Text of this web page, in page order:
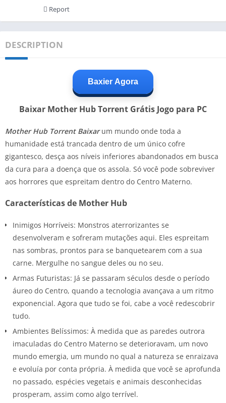
Report
DESCRIPTION
Baxier Agora
Baixar Mother Hub Torrent Grátis Jogo para PC
Mother Hub Torrent Baixarum mundo onde toda a
humanidade está trancada dentro de um único cofre
gigantesco, desça aos níveis inferiores abandonados em busca
da cura para a doença que os assola. Só você pode sobreviver
aos horrores que espreitam dentro do Centro Materno.
Características de Mother Hub
Inimigos Horríveis: Monstros aterrorizantes se
desenvolveram e sofreram mutações aqui. Eles espreitam
nas sombras, prontos para se banquetearem com a sua
carne. Mergulhe no sangue deles ou no seu.
Armas Futuristas: Já se passaram séculos desde o período
áureo do Centro, quando a tecnologia avançava a um ritmo
exponencial. Agora que tudo se foi, cabe a você redescobrir
tudo.
Ambientes Belíssimos: À medida que as paredes outrora
imaculadas do Centro Materno se deterioravam, um novo
mundo emergia, um mundo no qual a natureza se enraizava
e evoluía por conta própria. À medida que você se aprofunda
no passado, espécies vegetais e animais desconhecidas
prosperam, assim como algo terrível.